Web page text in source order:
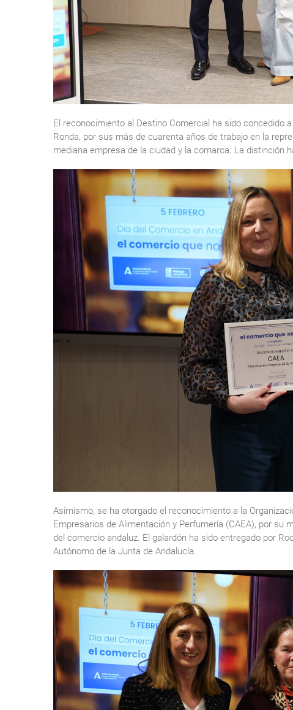
El reconocimiento al Destino Comercial ha sido concedido
Ronda, por sus más de cuarenta años de trabajo en la
mediana empresa de la ciudad y la comarca. La distinción
Asimismo, se ha otorgado el reconocimiento a la
Empresarios de Alimentación y Perfumería (CAEA), por su
del comercio andaluz. El galardón ha sido entregado por
Autónomo de la Junta de Andalucía.